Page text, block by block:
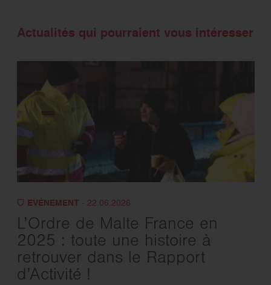
Actualités qui pourraient vous intéresser
EVÉNEMENT - 22.06.2026
L’Ordre de Malte France en
2025 : toute une histoire à
retrouver dans le Rapport
d’Activité !